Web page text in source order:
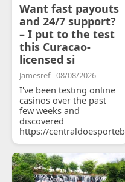
Want fast payouts
and 24/7 support?
– I put to the test
this Curacao-
licensed si
Jamesref - 08/08/2026
I've been testing online
casinos over the past
few weeks and
discovered
https://